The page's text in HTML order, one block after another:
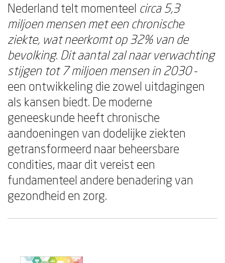
Nederland telt momenteel circa 5,3
miljoen mensen met een chronische
ziekte, wat neerkomt op 32% van de
bevolking. Dit aantal zal naar verwachting
stijgen tot 7 miljoen mensen in 2030-
een ontwikkeling die zowel uitdagingen
als kansen biedt. De moderne
geneeskunde heeft chronische
aandoeningen van dodelijke ziekten
getransformeerd naar beheersbare
condities, maar dit vereist een
fundamenteel andere benadering van
gezondheid en zorg.